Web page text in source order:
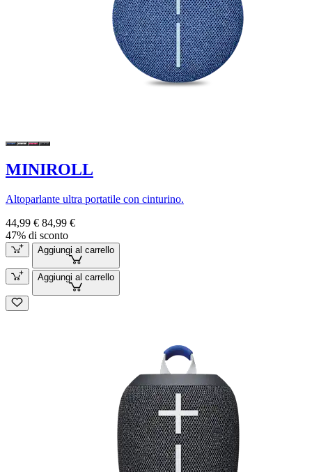
MINIROLL
Altoparlante ultra portatile con cinturino.
44,99 € 84,99 €
47% di sconto
Aggiungi al carrello
Aggiungi al carrello